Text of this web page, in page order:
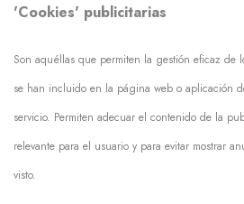
'Cookies' publicitarias
Son aquéllas que permiten la gestión eficaz de
se han incluido en la página web o aplicación
servicio. Permiten adecuar el contenido de la
relevante para el usuario y para evitar mostrar
visto.